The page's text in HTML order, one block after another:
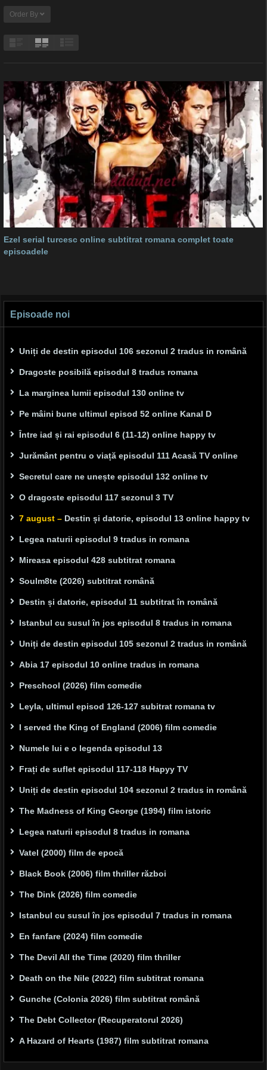
Order By
Ezel serial turcesc online subtitrat romana complet toate
episoadele
Episoade noi
Uniți de destin episodul 106 sezonul 2 tradus in română
Dragoste posibilă episodul 8 tradus romana
La marginea lumii episodul 130 online tv
Pe mâini bune ultimul episod 52 online Kanal D
Între iad și rai episodul 6 (11-12) online happy tv
Jurământ pentru o viață episodul 111 Acasă TV online
Secretul care ne unește episodul 132 online tv
O dragoste episodul 117 sezonul 3 TV
7 august – Destin și datorie, episodul 13 online happy tv
Legea naturii episodul 9 tradus in romana
Mireasa episodul 428 subtitrat romana
Soulm8te (2026) subtitrat română
Destin și datorie, episodul 11 subtitrat în română
Istanbul cu susul în jos episodul 8 tradus in romana
Uniți de destin episodul 105 sezonul 2 tradus in română
Abia 17 episodul 10 online tradus in romana
Preschool (2026) film comedie
Leyla, ultimul episod 126-127 subitrat romana tv
I served the King of England (2006) film comedie
Numele lui e o legenda episodul 13
Frați de suflet episodul 117-118 Hapyy TV
Uniți de destin episodul 104 sezonul 2 tradus in română
The Madness of King George (1994) film istoric
Legea naturii episodul 8 tradus in romana
Vatel (2000) film de epocă
Black Book (2006) film thriller război
The Dink (2026) film comedie
Istanbul cu susul în jos episodul 7 tradus in romana
En fanfare (2024) film comedie
The Devil All the Time (2020) film thriller
Death on the Nile (2022) film subtitrat romana
Gunche (Colonia 2026) film subtitrat română
The Debt Collector (Recuperatorul 2026)
A Hazard of Hearts (1987) film subtitrat romana